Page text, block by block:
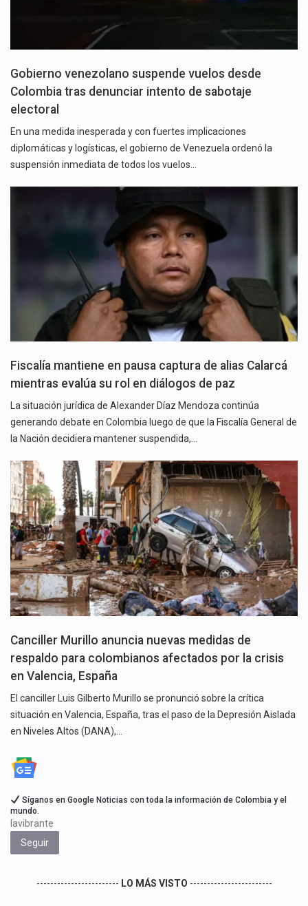
Gobierno venezolano suspende vuelos desde
Colombia tras denunciar intento de sabotaje
electoral
En una medida inesperada y con fuertes implicaciones
diplomáticas y logísticas, el gobierno de Venezuela ordenó la
suspensión inmediata de todos los vuelos…
Fiscalía mantiene en pausa captura de alias Calarcá
mientras evalúa su rol en diálogos de paz
La situación jurídica de Alexander Díaz Mendoza continúa
generando debate en Colombia luego de que la Fiscalía General de
la Nación decidiera mantener suspendida,…
Canciller Murillo anuncia nuevas medidas de
respaldo para colombianos afectados por la crisis
en Valencia, España
El canciller Luis Gilberto Murillo se pronunció sobre la crítica
situación en Valencia, España, tras el paso de la Depresión Aislada
en Niveles Altos (DANA),…
Síganos en Google Noticias con toda la información de Colombia y el
mundo.
lavibrante
Seguir
------------------------ LO MÁS VISTO ------------------------